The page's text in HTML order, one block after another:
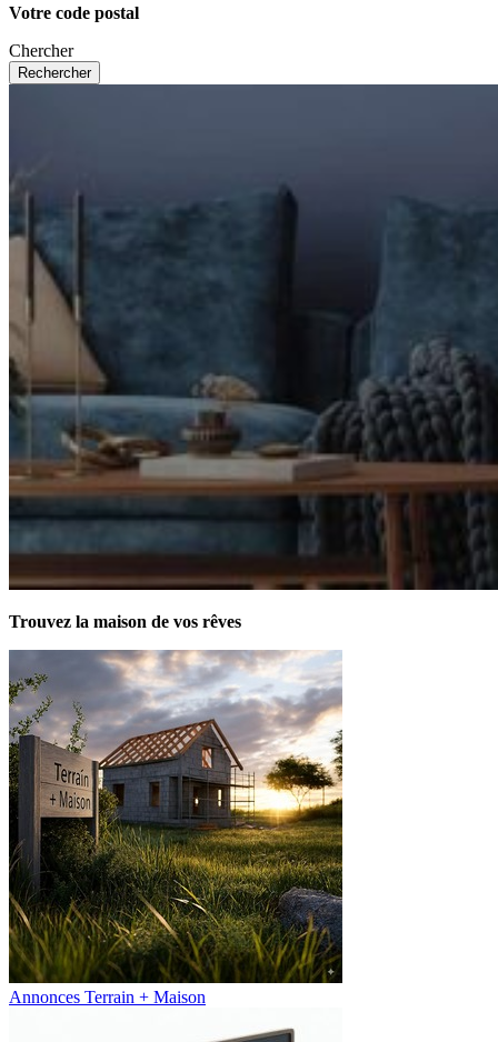
Votre code postal
Chercher
Trouvez la maison de vos rêves
Annonces Terrain + Maison